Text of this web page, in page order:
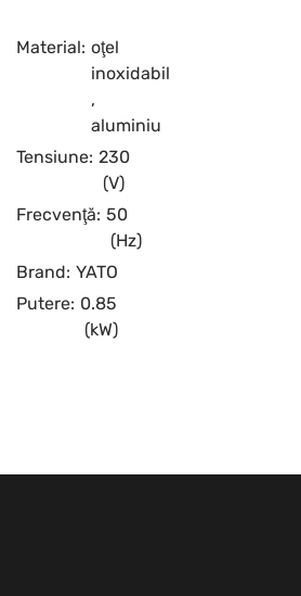
Material: oţel
inoxidabil
,
aluminiu
Tensiune: 230
(V)
Frecvenţă: 50
(Hz)
Brand: YATO
Putere: 0.85
(kW)